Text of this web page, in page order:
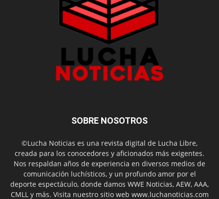
SOBRE NOSOTROS
©Lucha Noticias es una revista digital de Lucha Libre,
creada para los conocedores y aficionados más exigentes.
Nos respaldan años de experiencia en diversos medios de
comunicación luchísticos, y un profundo amor por el
deporte espectáculo, donde damos WWE Noticias, AEW, AAA,
CMLL y más. Visita nuestro sitio web www.luchanoticias.com